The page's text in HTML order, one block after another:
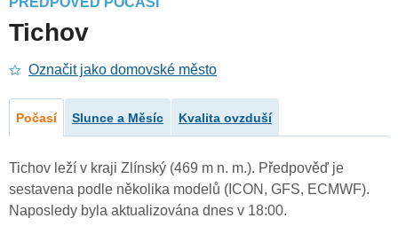
Tichov
Označit jako domovské město
Počasí Slunce a Měsíc Kvalita ovzduší
Tichov leží v kraji Zlínský (469 m n. m.). Předpověď je
sestavena podle několika modelů (ICON, GFS, ECMWF).
Naposledy byla aktualizována dnes v 18:00.